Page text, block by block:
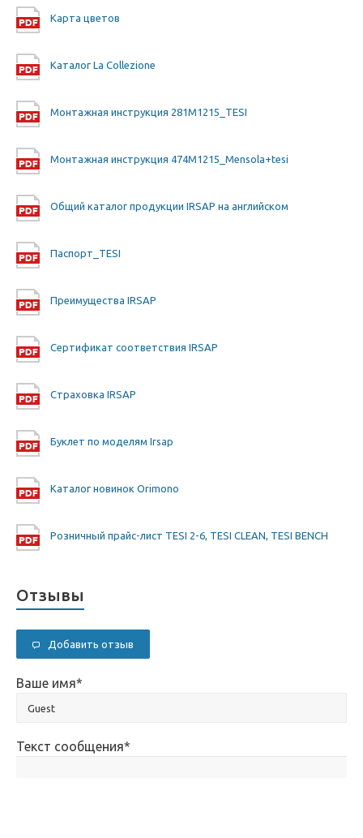
Карта цветов
Каталог La Collezione
Монтажная инструкция 281M1215_TESI
Монтажная инструкция 474M1215_Mensola+tesi
Общий каталог продукции IRSAP на английском
Паспорт_TESI
Преимущества IRSAP
Сертификат соответствия IRSAP
Страховка IRSAP
Буклет по моделям Irsap
Каталог новинок Orimono
Розничный прайс-лист TESI 2-6, TESI CLEAN, TESI BENCH
Отзывы
Добавить отзыв
Ваше имя*
Текст сообщения*